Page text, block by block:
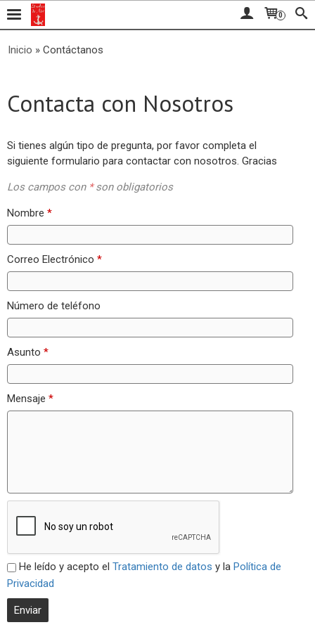
0
Inicio » Contáctanos
Contacta con Nosotros
Si tienes algún tipo de pregunta, por favor completa el
siguiente formulario para contactar con nosotros. Gracias
Los campos con *son obligatorios
Nombre *
Correo Electrónico *
Número de teléfono
Asunto *
Mensaje *
He leído y acepto el Tratamiento de datos y la Política de
Privacidad